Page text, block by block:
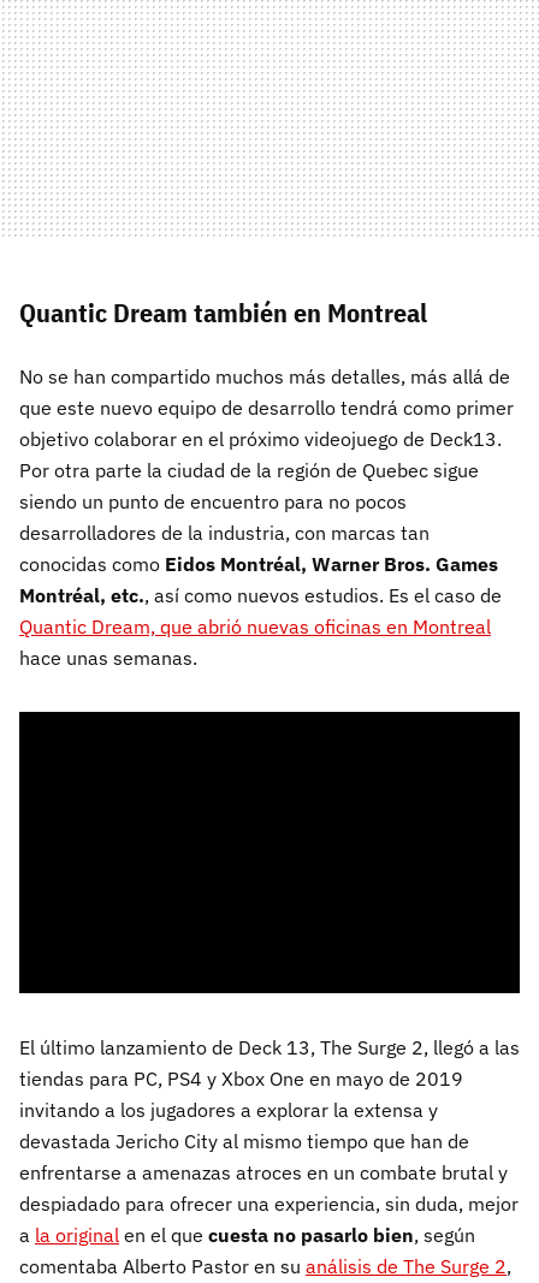
Quantic Dream también en Montreal
No se han compartido muchos más detalles, más allá de
que este nuevo equipo de desarrollo tendrá como primer
objetivo colaborar en el próximo videojuego de Deck13.
Por otra parte la ciudad de la región de Quebec sigue
siendo un punto de encuentro para no pocos
desarrolladores de la industria, con marcas tan
conocidas como Eidos Montréal, Warner Bros. Games
Montréal, etc., así como nuevos estudios. Es el caso de
Quantic Dream, que abrió nuevas oficinas en Montreal
hace unas semanas.
El último lanzamiento de Deck 13, The Surge 2, llegó a las
tiendas para PC, PS4 y Xbox One en mayo de 2019
invitando a los jugadores a explorar la extensa y
devastada Jericho City al mismo tiempo que han de
enfrentarse a amenazas atroces en un combate brutal y
despiadado para ofrecer una experiencia, sin duda, mejor
a la original en el que cuesta no pasarlo bien, según
comentaba Alberto Pastor en su análisis de The Surge 2,